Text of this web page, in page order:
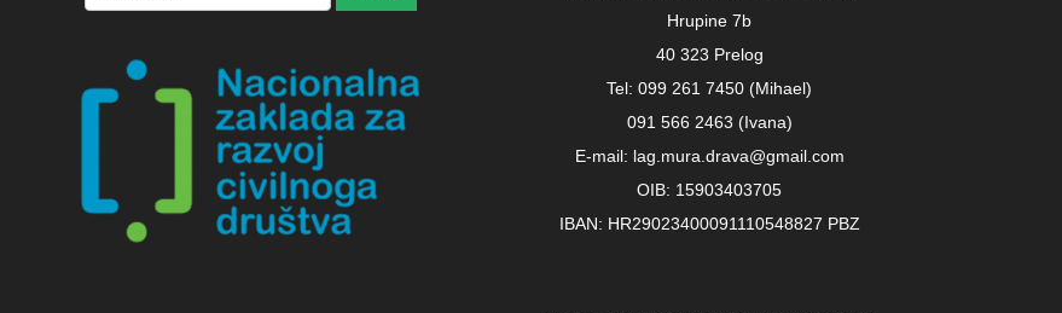
Hrupine 7b
40 323 Prelog
Tel: 099 261 7450 (Mihael)
091 566 2463 (Ivana)
E-mail: lag.mura.drava@gmail.com
OIB: 15903403705
IBAN: HR29023400091110548827 PBZ